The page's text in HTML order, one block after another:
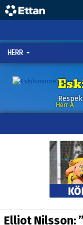
HERR
Herr A
Elliot Nilsson: